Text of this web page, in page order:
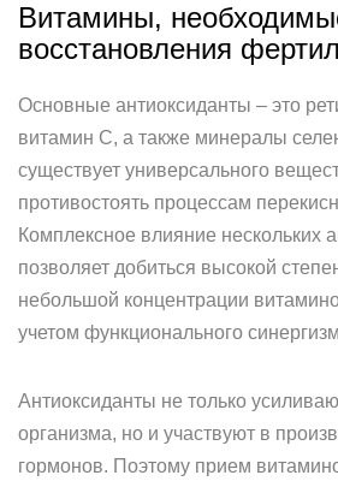
Витамины,
восстановления
Основные антиоксиданты – это
витамин С, а также минералы
существует универсального
противостоять процессам
Комплексное влияние нескольких
позволяет добиться высокой
небольшой концентрации
учетом функционального
Антиоксиданты не только
организма, но и участвуют в
гормонов. Поэтому прием